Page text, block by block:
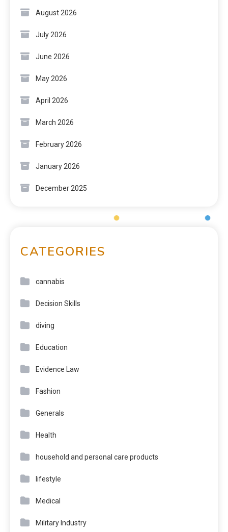
August 2026
July 2026
June 2026
May 2026
April 2026
March 2026
February 2026
January 2026
December 2025
CATEGORIES
cannabis
Decision Skills
diving
Education
Evidence Law
Fashion
Generals
Health
household and personal care products
lifestyle
Medical
Military Industry